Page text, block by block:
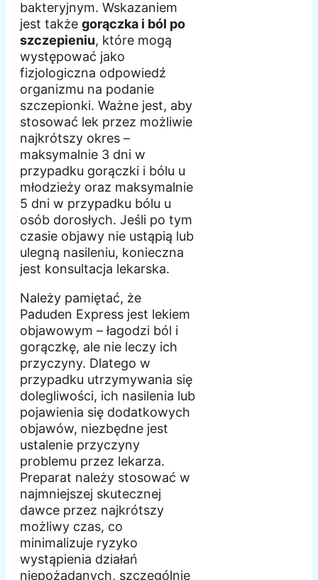
bakteryjnym. Wskazaniem
jest także gorączka i ból po
szczepieniu, które mogą
występować jako
fizjologiczna odpowiedź
organizmu na podanie
szczepionki. Ważne jest, aby
stosować lek przez możliwie
najkrótszy okres –
maksymalnie 3 dni w
przypadku gorączki i bólu u
młodzieży oraz maksymalnie
5 dni w przypadku bólu u
osób dorosłych. Jeśli po tym
czasie objawy nie ustąpią lub
ulegną nasileniu, konieczna
jest konsultacja lekarska.
Należy pamiętać, że
Paduden Express jest lekiem
objawowym – łagodzi ból i
gorączkę, ale nie leczy ich
przyczyny. Dlatego w
przypadku utrzymywania się
dolegliwości, ich nasilenia lub
pojawienia się dodatkowych
objawów, niezbędne jest
ustalenie przyczyny
problemu przez lekarza.
Preparat należy stosować w
najmniejszej skutecznej
dawce przez najkrótszy
możliwy czas, co
minimalizuje ryzyko
wystąpienia działań
niepożądanych, szczególnie